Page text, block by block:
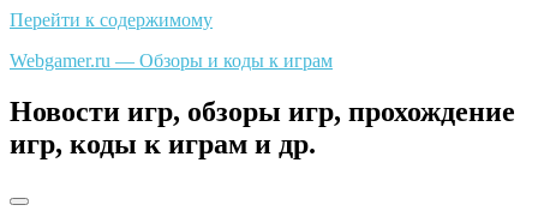
Перейти к содержимому
Webgamer.ru — Обзоры и коды к играм
Новости игр, обзоры игр, прохождение
игр, коды к играм и др.